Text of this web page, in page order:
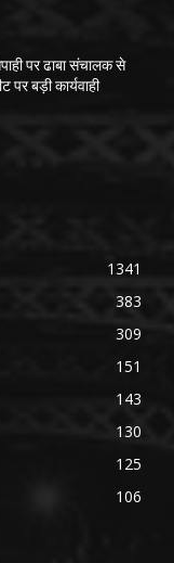
पर ढाबा संचालक से
पर बड़ी कार्यवाही
1341
383
309
151
143
130
125
106